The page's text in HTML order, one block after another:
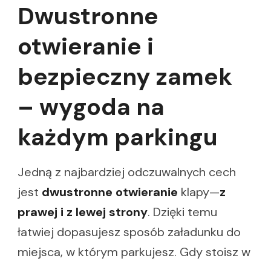
Dwustronne
otwieranie i
bezpieczny zamek
– wygoda na
każdym parkingu
Jedną z najbardziej odczuwalnych cech
jest dwustronne otwieranie klapy—z
prawej i z lewej strony. Dzięki temu
łatwiej dopasujesz sposób załadunku do
miejsca, w którym parkujesz. Gdy stoisz w